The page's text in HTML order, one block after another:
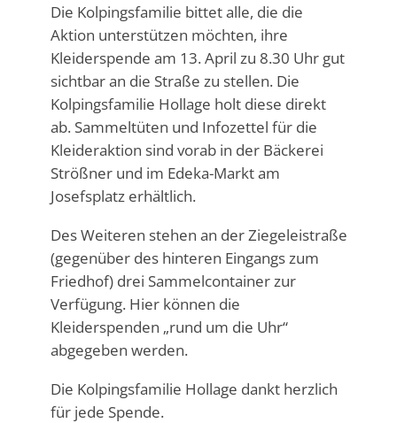
Die Kolpingsfamilie bittet alle, die die
Aktion unterstützen möchten, ihre
Kleiderspende am 13. April zu 8.30 Uhr gut
sichtbar an die Straße zu stellen. Die
Kolpingsfamilie Hollage holt diese direkt
ab. Sammeltüten und Infozettel für die
Kleideraktion sind vorab in der Bäckerei
Strößner und im Edeka-Markt am
Josefsplatz erhältlich.
Des Weiteren stehen an der Ziegeleistraße
(gegenüber des hinteren Eingangs zum
Friedhof) drei Sammelcontainer zur
Verfügung. Hier können die
Kleiderspenden „rund um die Uhr“
abgegeben werden.
Die Kolpingsfamilie Hollage dankt herzlich
für jede Spende.